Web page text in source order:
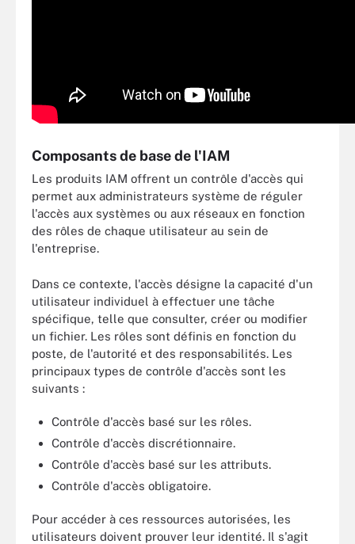
Composants de base de l'IAM
Les produits IAM offrent un contrôle d'accès qui
permet aux administrateurs système de réguler
l'accès aux systèmes ou aux réseaux en fonction
des rôles de chaque utilisateur au sein de
l'entreprise.
Dans ce contexte, l'accès désigne la capacité d'un
utilisateur individuel à effectuer une tâche
spécifique, telle que consulter, créer ou modifier
un fichier. Les rôles sont définis en fonction du
poste, de l'autorité et des responsabilités. Les
principaux types de contrôle d'accès sont les
suivants :
Contrôle d'accès basé sur les rôles.
Contrôle d'accès discrétionnaire.
Contrôle d'accès basé sur les attributs.
Contrôle d'accès obligatoire.
Pour accéder à ces ressources autorisées, les
utilisateurs doivent prouver leur identité. Il s'agit